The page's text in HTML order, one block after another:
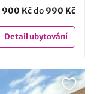
900 Kčdo 990 Kč
Detailubytování